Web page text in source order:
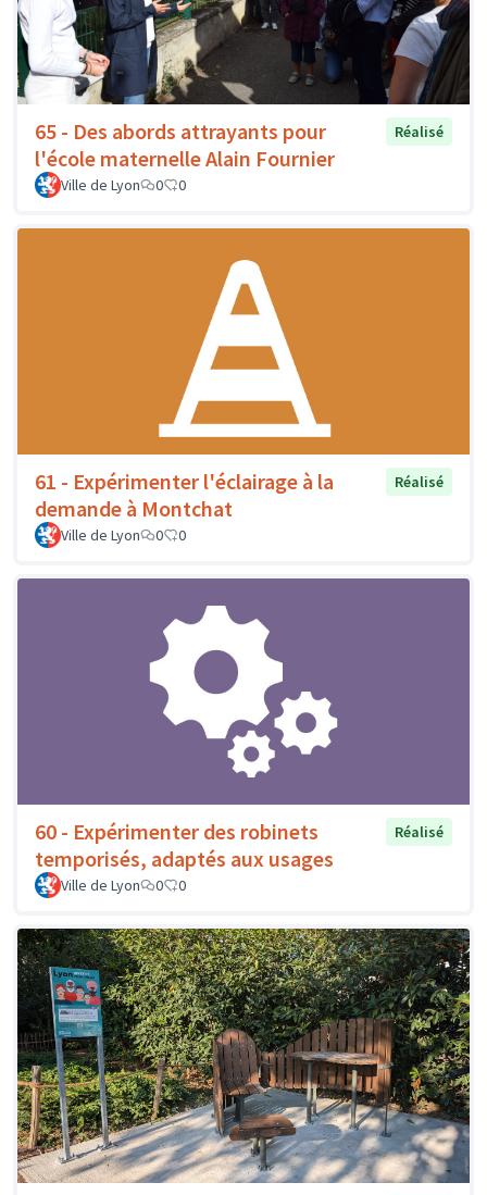
65 - Des abords attrayants pour
l'école maternelle Alain Fournier
Réalisé
Ville de Lyon 0 0
61 - Expérimenter l'éclairage à la
demande à Montchat
Réalisé
Ville de Lyon 0 0
60 - Expérimenter des robinets
temporisés, adaptés aux usages
Réalisé
Ville de Lyon 0 0